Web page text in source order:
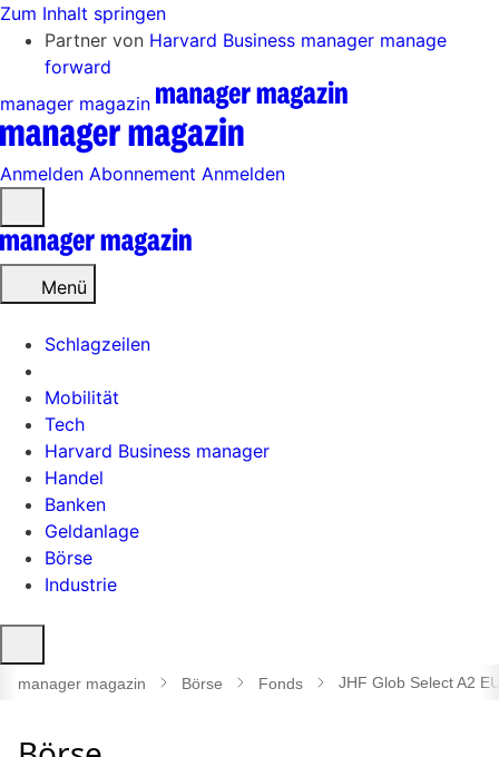
Zum Inhalt springen
Partner von Harvard Business manager manage
forward
manager magazin
Anmelden Abonnement Anmelden
öffnen
Menü
Schlagzeilen
Mobilität
Tech
Harvard Business manager
Handel
Banken
Geldanlage
Börse
Industrie
öffnen
manager magazin Börse Fonds JHF Glob Select A2